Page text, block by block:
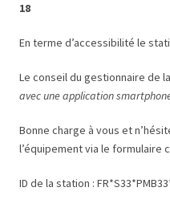
18
En terme d’accessibilité le
Le conseil du gestionnaire de
avec une application
Bonne charge à vous et
l’équipement via le formulaire
ID de la station :